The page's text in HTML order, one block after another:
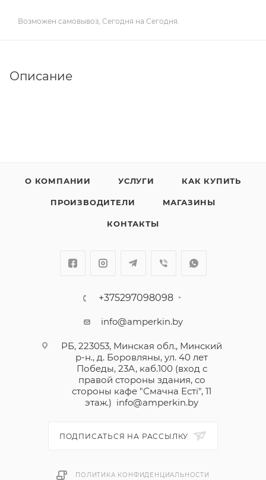
Возможен самовывоз, Сегодня на Сегодня.
Описание
О КОМПАНИИ УСЛУГИ КАК КУПИТЬ
ПРОИЗВОДИТЕЛИ МАГАЗИНЫ
КОНТАКТЫ
+375297098098
info@amperkin.by
РБ, 223053, Минская обл., Минский
р-н., д. Боровляны, ул. 40 лет
Победы, 23А, каб.100 (вход с
правой стороны здания, со
стороны кафе "Смачна Естi", 11
этаж.) info@amperkin.by
ПОДПИСАТЬСЯ НА РАССЫЛКУ
ПОЛИТИКА КОНФИДЕНЦИАЛЬНОСТИ